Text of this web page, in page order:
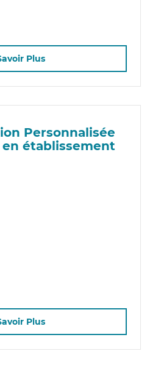
Plus
Personnalisée
en établissement
Plus